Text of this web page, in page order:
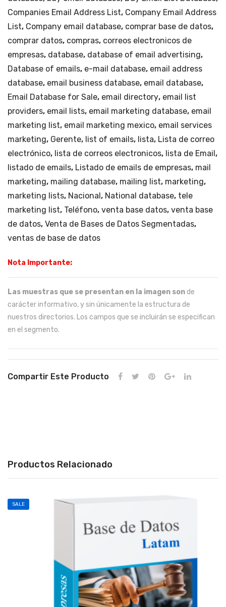
Companies Email Address List, Company Email Address
List, Company email database, comprar base de datos,
comprar datos, compras, correos electronicos de
empresas, database, database of email advertising,
Database of emails, e-mail database, email address
database, email business database, email database,
Email Database for Sale, email directory, email list
providers, email lists, email marketing database, email
marketing list, email marketing mexico, email services
marketing, Gerente, list of emails, lista, Lista de correo
electrónico, lista de correos electronicos, lista de Email,
listado de emails, Listado de emails de empresas, mail
marketing, mailing database, mailing list, marketing,
marketing lists, Nacional, National database, tele
marketing list, Teléfono, venta base datos, venta base
de datos, Venta de Bases de Datos Segmentadas,
ventas de base de datos
Nota Importante:
Las muestras que se presentan en la imagen son de
carácter informativo, y sin únicamente la estructura de
nuestros directorios. Los campos que se incluirán se especifican
en el segmento.
Compartir Este Producto
Productos Relacionado
SALE